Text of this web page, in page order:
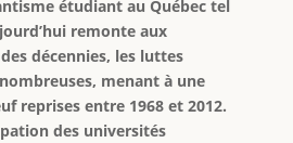
étudiant au Québec tel
remonte aux
décennies, les luttes
menant à une
reprises entre 1968 et 2012.
des universités